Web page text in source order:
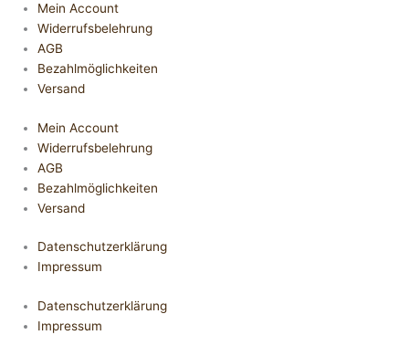
Mein Account
Widerrufsbelehrung
AGB
Bezahlmöglichkeiten
Versand
Mein Account
Widerrufsbelehrung
AGB
Bezahlmöglichkeiten
Versand
Datenschutzerklärung
Impressum
Datenschutzerklärung
Impressum